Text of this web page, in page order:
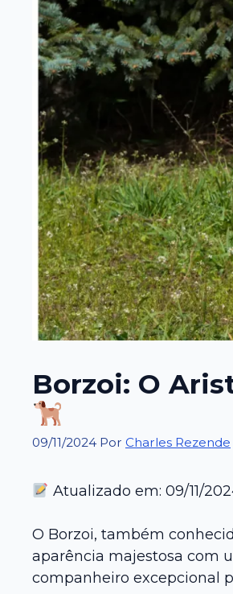
Borzoi: O
09/11/2024 Por Charles Rezende
Atualizado em: 09/11/
O Borzoi, também
aparência majestosa com
companheiro excepcional